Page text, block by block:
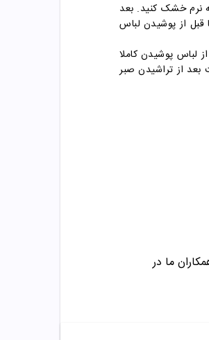
نرم خشک کنید. بعد
قبل از پوشیدن لباس
لباس پوشیدن کاملا
تکرار کنید. توصیه می‌شود که بلافاصله پس از اصلاح، از ضد عرق استفاده نکنید. حداقل 24 تا 48 ساعت بعد از تراشیدن صبر
ما در